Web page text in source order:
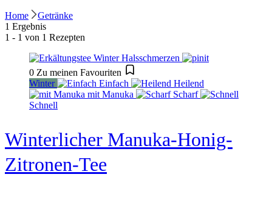
Home
Getränke
1 Ergebnis
1 - 1 von 1 Rezepten
0 Zu meinen Favouriten
Winter
Einfach
Heilend
mit Manuka
Scharf
Schnell
Winterlicher Manuka-Honig-
Zitronen-Tee